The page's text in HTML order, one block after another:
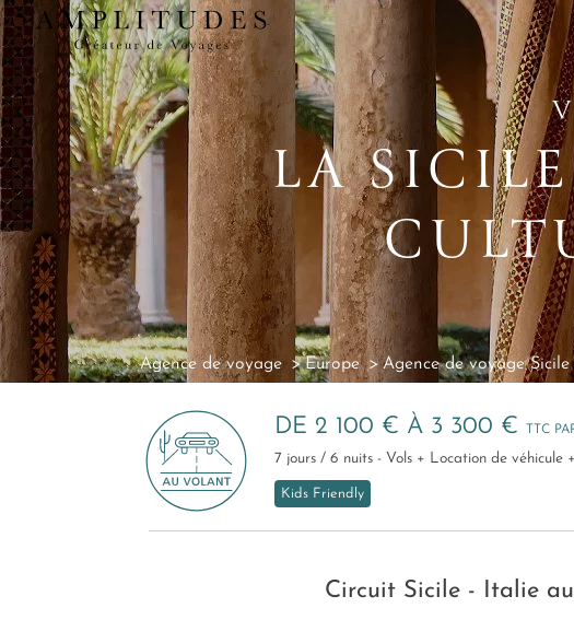
LA
Agence de voyage Europe Agence de voyage Sicile
DE 2 100 € À 3 300 € TTC
7 jours / 6 nuits - Vols + Location de véhicule
Kids Friendly
Circuit Sicile - Italie